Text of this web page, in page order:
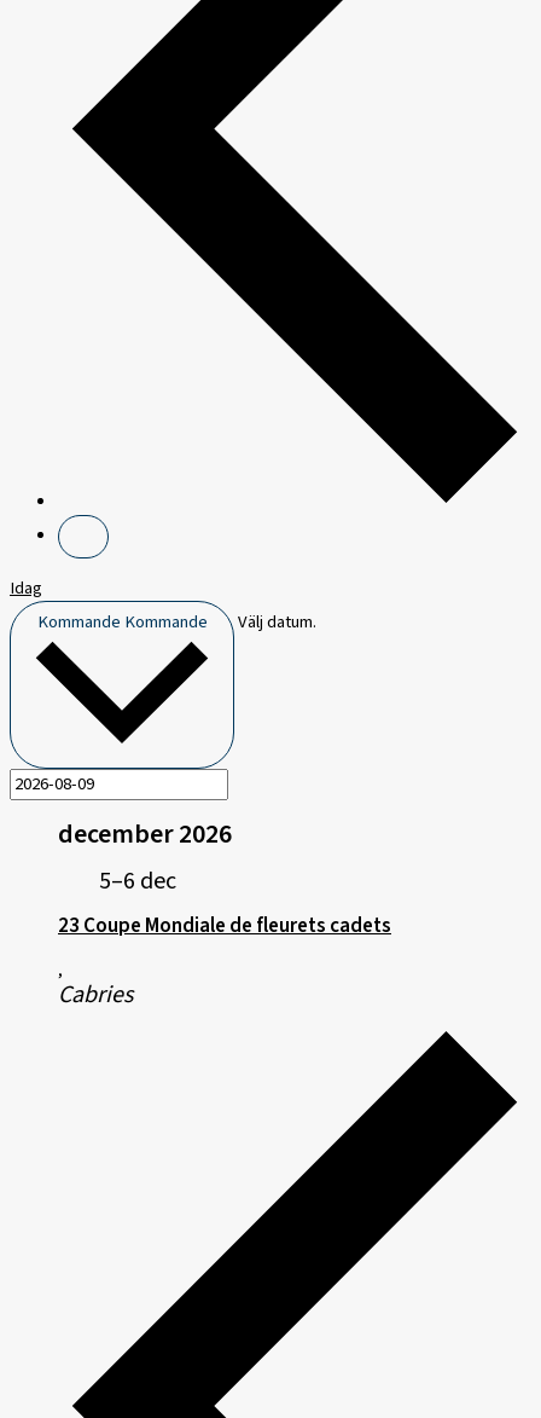
Idag
Kommande Kommande Välj datum.
december 2026
5–6 dec
23 Coupe Mondiale de fleurets cadets
,
Cabries